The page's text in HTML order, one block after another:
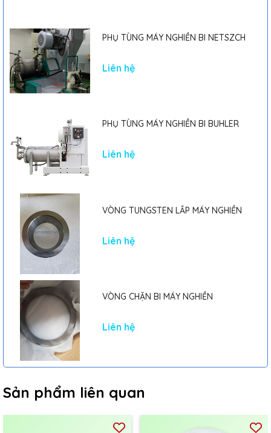
PHỤ TÙNG MÁY NGHIỀN BI NETSZCH
Liên hệ
PHỤ TÙNG MÁY NGHIỀN BI BUHLER
Liên hệ
VÒNG TUNGSTEN LẮP MÁY NGHIỀN
Liên hệ
VÒNG CHẶN BI MÁY NGHIỀN
Liên hệ
Sản phẩm liên quan